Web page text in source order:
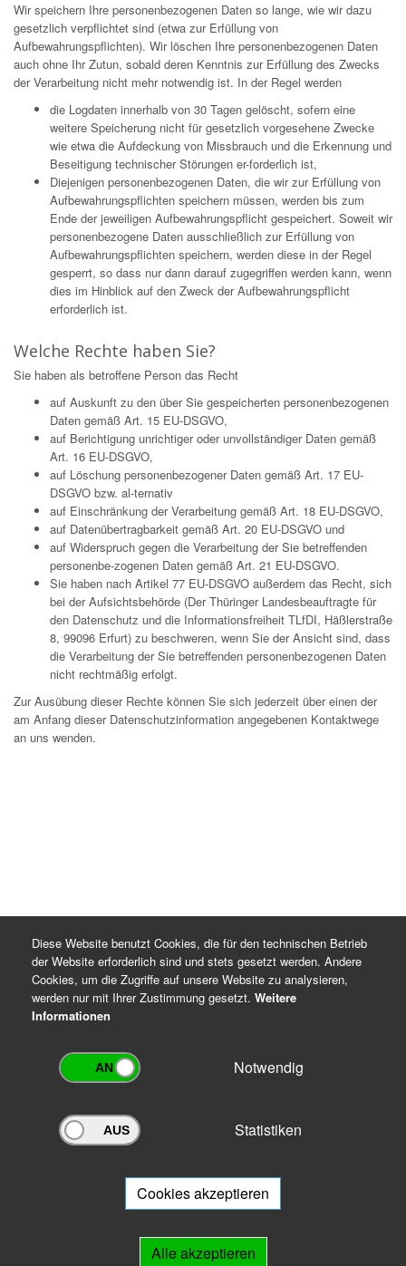
Wir speichern Ihre personenbezogenen Daten so lange, wie wir dazu
gesetzlich verpflichtet sind (etwa zur Erfüllung von
Aufbewahrungspflichten). Wir löschen Ihre personenbezogenen Daten
auch ohne Ihr Zutun, sobald deren Kenntnis zur Erfüllung des Zwecks
der Verarbeitung nicht mehr notwendig ist. In der Regel werden
die Logdaten innerhalb von 30 Tagen gelöscht, sofern eine
weitere Speicherung nicht für gesetzlich vorgesehene Zwecke
wie etwa die Aufdeckung von Missbrauch und die Erkennung und
Beseitigung technischer Störungen er-forderlich ist,
Diejenigen personenbezogenen Daten, die wir zur Erfüllung von
Aufbewahrungspflichten speichern müssen, werden bis zum
Ende der jeweiligen Aufbewahrungspflicht gespeichert. Soweit wir
personenbezogene Daten ausschließlich zur Erfüllung von
Aufbewahrungspflichten speichern, werden diese in der Regel
gesperrt, so dass nur dann darauf zugegriffen werden kann, wenn
dies im Hinblick auf den Zweck der Aufbewahrungspflicht
erforderlich ist.
Welche Rechte haben Sie?
Sie haben als betroffene Person das Recht
auf Auskunft zu den über Sie gespeicherten personenbezogenen
Daten gemäß Art. 15 EU-DSGVO,
auf Berichtigung unrichtiger oder unvollständiger Daten gemäß
Art. 16 EU-DSGVO,
auf Löschung personenbezogener Daten gemäß Art. 17 EU-
DSGVO bzw. al-ternativ
auf Einschränkung der Verarbeitung gemäß Art. 18 EU-DSGVO,
auf Datenübertragbarkeit gemäß Art. 20 EU-DSGVO und
auf Widerspruch gegen die Verarbeitung der Sie betreffenden
personenbe-zogenen Daten gemäß Art. 21 EU-DSGVO.
Sie haben nach Artikel 77 EU-DSGVO außerdem das Recht, sich
bei der Aufsichtsbehörde (Der Thüringer Landesbeauftragte für
den Datenschutz und die Informationsfreiheit TLfDI, Häßlerstraße
8, 99096 Erfurt) zu beschweren, wenn Sie der Ansicht sind, dass
die Verarbeitung der Sie betreffenden personenbezogenen Daten
nicht rechtmäßig erfolgt.
Zur Ausübung dieser Rechte können Sie sich jederzeit über einen der
am Anfang dieser Datenschutzinformation angegebenen Kontaktwege
an uns wenden.
Archivportal Thüringen
Ihnen beratend zur Seite.
Diese Website benutzt Cookies, die für den technischen Betrieb
der Website erforderlich sind und stets gesetzt werden. Andere
Cookies, um die Zugriffe auf unsere Website zu analysieren,
werden nur mit Ihrer Zustimmung gesetzt. Weitere
Informationen
Notwendig
Statistiken
Cookies akzeptieren
Alle akzeptieren